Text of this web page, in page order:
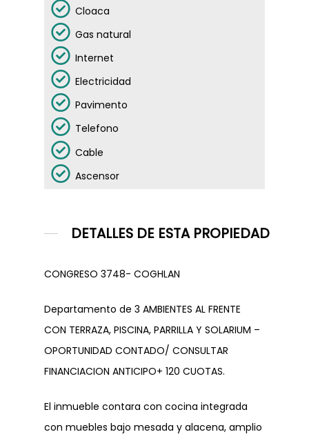
Cloaca
Gas natural
Internet
Electricidad
Pavimento
Telefono
Cable
Ascensor
DETALLES DE ESTA PROPIEDAD
CONGRESO 3748- COGHLAN
Departamento de 3 AMBIENTES AL FRENTE
CON TERRAZA, PISCINA, PARRILLA Y SOLARIUM –
OPORTUNIDAD CONTADO/ CONSULTAR
FINANCIACION ANTICIPO+ 120 CUOTAS.
El inmueble contara con cocina integrada
con muebles bajo mesada y alacena, amplio
NOSOTROS
VENTAS
PROPIEDADES
PROYECTOS